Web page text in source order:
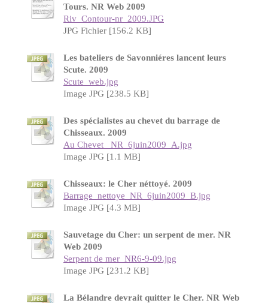
Tours. NR Web 2009
Riv_Contour-nr_2009.JPG
JPG Fichier [156.2 KB]
Les bateliers de Savonniéres lancent leurs
Scute. 2009
Scute_web.jpg
Image JPG [238.5 KB]
Des spécialistes au chevet du barrage de
Chisseaux. 2009
Au Chevet_ NR_6juin2009_A.jpg
Image JPG [1.1 MB]
Chisseaux: le Cher néttoyé. 2009
Barrage_nettoye_NR_6juin2009_B.jpg
Image JPG [4.3 MB]
Sauvetage du Cher: un serpent de mer. NR
Web 2009
Serpent de mer_NR6-9-09.jpg
Image JPG [231.2 KB]
La Bélandre devrait quitter le Cher. NR Web